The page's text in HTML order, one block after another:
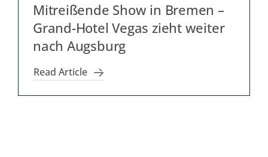
Mitreißende Show in Bremen –
Grand-Hotel Vegas zieht weiter
nach Augsburg
Read Article